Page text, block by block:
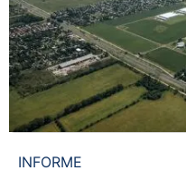
INFORME